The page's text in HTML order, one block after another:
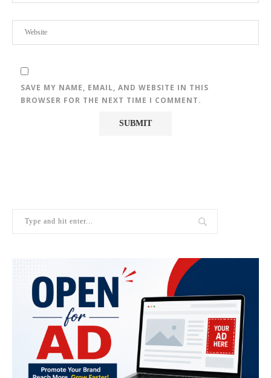
SAVE MY NAME, EMAIL, AND WEBSITE IN THIS
BROWSER FOR THE NEXT TIME I COMMENT.